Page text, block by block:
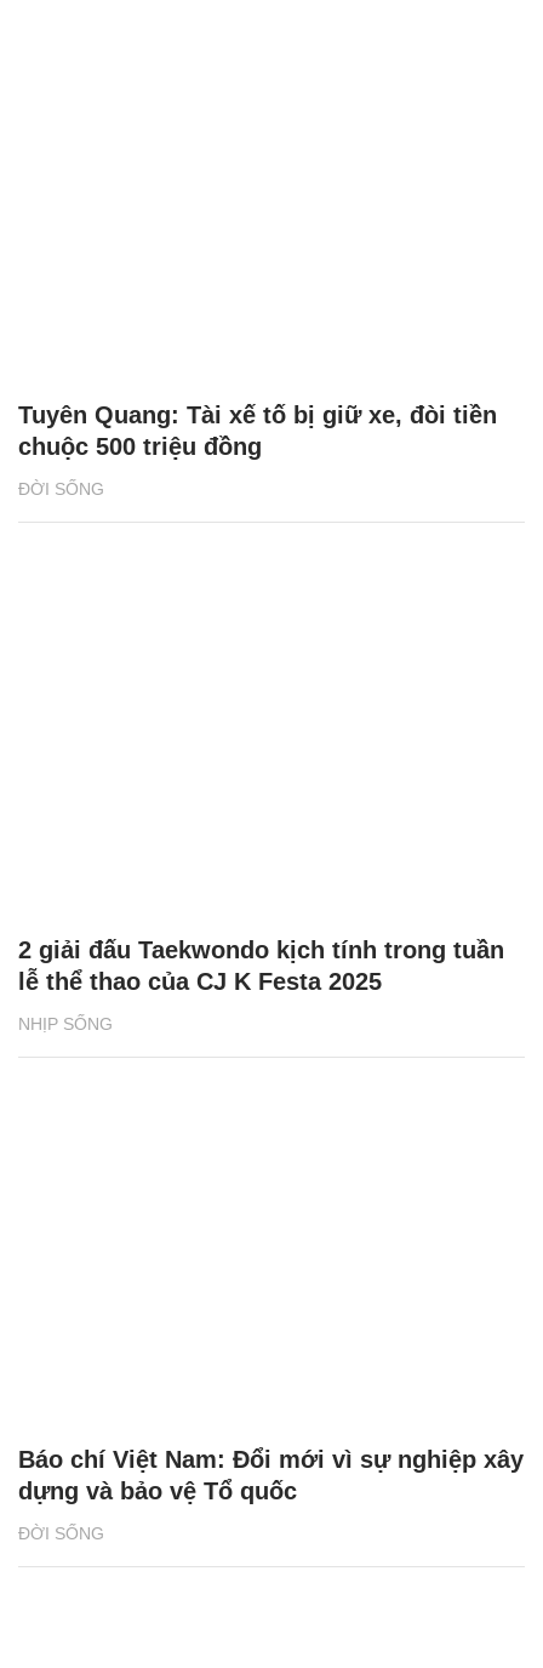
ĐỜI SỐNG
Tuyên Quang: Tài xế tố bị giữ xe, đòi tiền
chuộc 500 triệu đồng
NHỊP SỐNG
2 giải đấu Taekwondo kịch tính trong tuần
lễ thể thao của CJ K Festa 2025
ĐỜI SỐNG
Báo chí Việt Nam: Đổi mới vì sự nghiệp xây
dựng và bảo vệ Tổ quốc